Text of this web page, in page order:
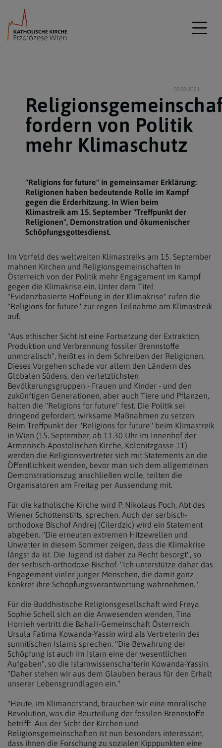
02.09.2023
fordern von Politik
mehr Klimaschutz
"Religions for future" in gemeinsamer Erklärung:
Religionen haben bedeutende Rolle im Kampf
gegen die Erderhitzung. In Wien beim
Klimastreik am 15. September "Treffpunkt der
Religionen", Demonstration und ökumenischer
Schöpfungsgottesdienst.
Im Vorfeld des weltweiten Klimastreiks am 15. September
mahnen Kirchen und Religionsgemeinschaften in
Österreich von der Politik mehr Engagement im Kampf
gegen die Klimakrise ein. Unter dem Titel
"Evidenzbasierte Hoffnung in der Klimakrise" rufen die
"Religions for future" zur regen Teilnahme am Klimastreik
auf.
"Aus ethischer Sicht ist eine Fortsetzung der Extraktion,
Produktion und Verbrennung fossiler Brennstoffe
unmoralisch", heißt es in dem Schreiben der Religionen.
Dieses Vorgehen schade vor allem den Ländern des
Globalen Südens, den verletzlichsten
Bevölkerungsgruppen - Frauen und Kinder - und den
zukünftigen Generationen, aber auch Tiere und Pflanzen,
halten die "Religions for future" fest. Die Politik sei
dringend gefordert, wirksame Maßnahmen zu setzen
Beim Treffpunkt der "Religions for future" beim Klimastreik
in Wien (15. September, ab 11.30 Uhr im Innenhof der
Armenisch-Apostolischen Kirche, Kolonitzgasse 11)
werden die Religionsvertreter sich mit Statements an die
Öffentlichkeit wenden, bevor man sich dem allgemeinen
Demonstrationszug anschließen wolle, teilten die
Organisatoren am Freitag per Aussendung mit.
Für die katholische Kirche wird P. Nikolaus Poch, Abt des
Wiener Schottenstifts, sprechen. Auch der serbisch-
orthodoxe Bischof Andrej (Cilerdzic) wird ein Statement
abgeben. "Die erneuten extremen Hitzewellen und
Unwetter in diesem Sommer zeigen, dass die Klimakrise
längst da ist. Die Jugend ist daher zu Recht besorgt", so
der serbisch-orthodoxe Bischof. "Ich unterstütze daher das
Engagement vieler junger Menschen, die damit ganz
konkret ihre Schöpfungsverantwortung wahrnehmen."
Für die Buddhistische Religionsgesellschaft wird Freya
Sophie Schell sich an die Anwesenden wenden, Tina
Horrieh vertritt die Bahaí'í-Gemeinschaft Österreich.
Ursula Fatima Kowanda-Yassin wird als Vertreterin des
sunnitischen Islams sprechen. "Die Bewahrung der
Schöpfung ist auch im Islam eine der wesentlichen
Aufgaben", so die Islamwissenschafterin Kowanda-Yassin.
"Daher stehen wir aus dem Glauben heraus für den Erhalt
unserer Lebensgrundlagen ein."
"Heute, im Klimanotstand, brauchen wir eine moralische
Revolution, was die Beurteilung der fossilen Brennstoffe
betrifft. Aus der Sicht der Kirchen und
Religionsgemeinschaften ist nun besonders interessant,
dass ihnen die Forschung zu sozialen Kipppunkten eine